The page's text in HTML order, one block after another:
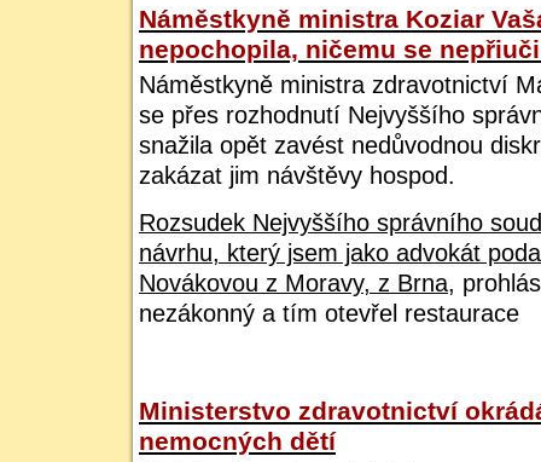
Náměstkyně ministra Koziar
nepochopila, ničemu se
Náměstkyně ministra zdravotnictví
se přes rozhodnutí Nejvyššího
snažila opět zavést nedůvodnou
zakázat jim návštěvy hospod.
Rozsudek Nejvyššího správního
návrhu, který jsem jako advokát
Novákovou z Moravy, z Brna,
nezákonný a tím otevřel restaurace
Ministerstvo zdravotnictví
nemocných dětí